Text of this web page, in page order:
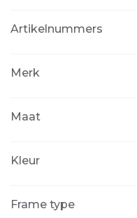
Artikelnummers
Merk
Maat
Kleur
Frame type